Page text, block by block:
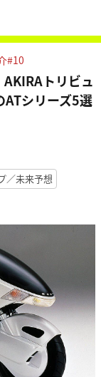
#10
AKIRAトリビュ
ATシリーズ5選
／未来予想